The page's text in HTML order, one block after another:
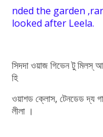
nded the garden
looked after Leela.
সিদদা ওয়াজ গিভেন টু মিলস্
হি
ওয়াশড ক্লোস, টেনডেড দ্য
লীলা ।